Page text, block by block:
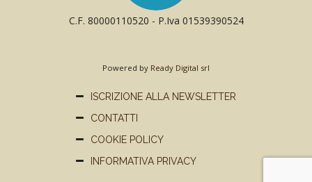
C.F. 80000110520 - P.Iva 01539390524
Powered by Ready Digital srl
ISCRIZIONE ALLA NEWSLETTER
CONTATTI
COOKIE POLICY
INFORMATIVA PRIVACY